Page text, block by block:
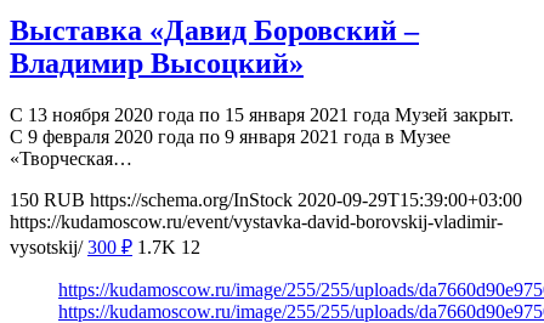
Выставка «Давид Боровский –
Владимир Высоцкий»
С 13 ноября 2020 года по 15 января 2021 года Музей закрыт.
С 9 февраля 2020 года по 9 января 2021 года в Музее
«Творческая…
150 RUB https://schema.org/InStock 2020-09-29T15:39:00+03:00
https://kudamoscow.ru/event/vystavka-david-borovskij-vladimir-
vysotskij/ 300 ₽ 1.7K 12
https://kudamoscow.ru/image/255/255/uploads/
https://kudamoscow.ru/image/255/255/uploads/